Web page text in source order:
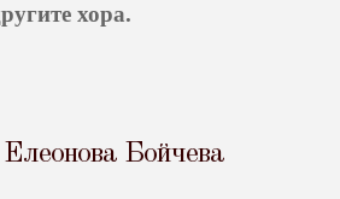
хора.
Бойчева